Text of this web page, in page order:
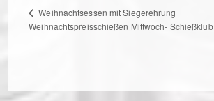
Weihnachtsessen mit Siegerehrung
Weihnachtspreisschießen Mittwoch- Schießklub